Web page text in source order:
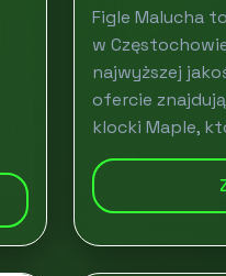
Figle Malucha
w
najwyższej
ofercie
klocki Maple,